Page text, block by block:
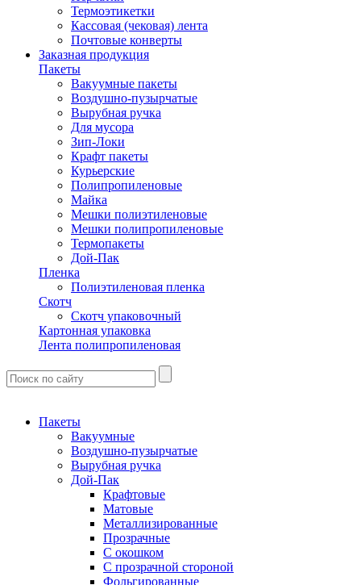
Термоэтикетки
Кассовая (чековая) лента
Почтовые конверты
Заказная продукция
Пакеты
Вакуумные пакеты
Воздушно-пузырчатые
Вырубная ручка
Для мусора
Зип-Локи
Крафт пакеты
Курьерские
Полипропиленовые
Майка
Мешки полиэтиленовые
Мешки полипропиленовые
Термопакеты
Дой-Пак
Пленка
Полиэтиленовая пленка
Скотч
Скотч упаковочный
Картонная упаковка
Лента полипропиленовая
Пакеты
Вакуумные
Воздушно-пузырчатые
Вырубная ручка
Дой-Пак
Крафтовые
Матовые
Металлизированные
Прозрачные
С окошком
С прозрачной стороной
Фольгированные